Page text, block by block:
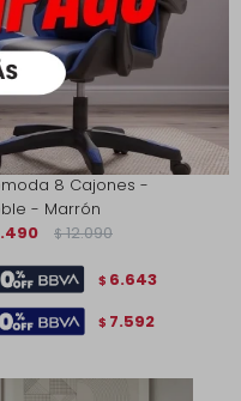
8 Cajones -
- Marrón
$ 12.090
$ 6.643
$ 7.592